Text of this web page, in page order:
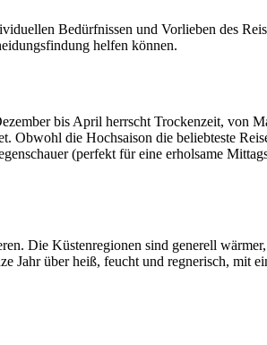
Bedürfnissen und Vorlieben des
helfen können.
bis April herrscht Trockenzeit, von
die Hochsaison die beliebteste
(perfekt für eine erholsame
Die Küstenregionen sind generell
über heiß, feucht und regnerisch, mit